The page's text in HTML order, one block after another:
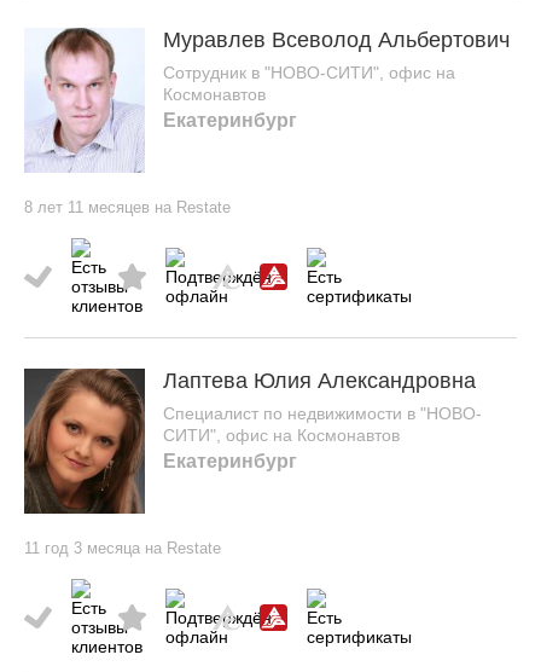
Муравлев Всеволод Альбертович
Сотрудник в "НОВО-СИТИ", офис на
Космонавтов
Екатеринбург
8 лет 11 месяцев на Restate
Лаптева Юлия Александровна
Специалист по недвижимости в "НОВО-
СИТИ", офис на Космонавтов
Екатеринбург
11 год 3 месяца на Restate